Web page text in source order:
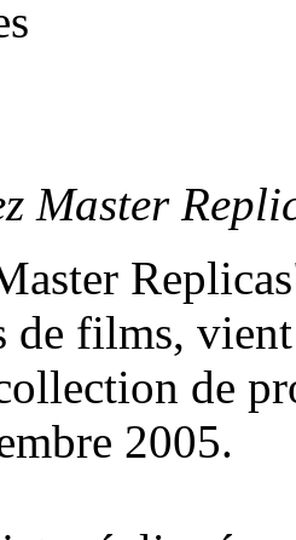
Master
de films,
de
2005.